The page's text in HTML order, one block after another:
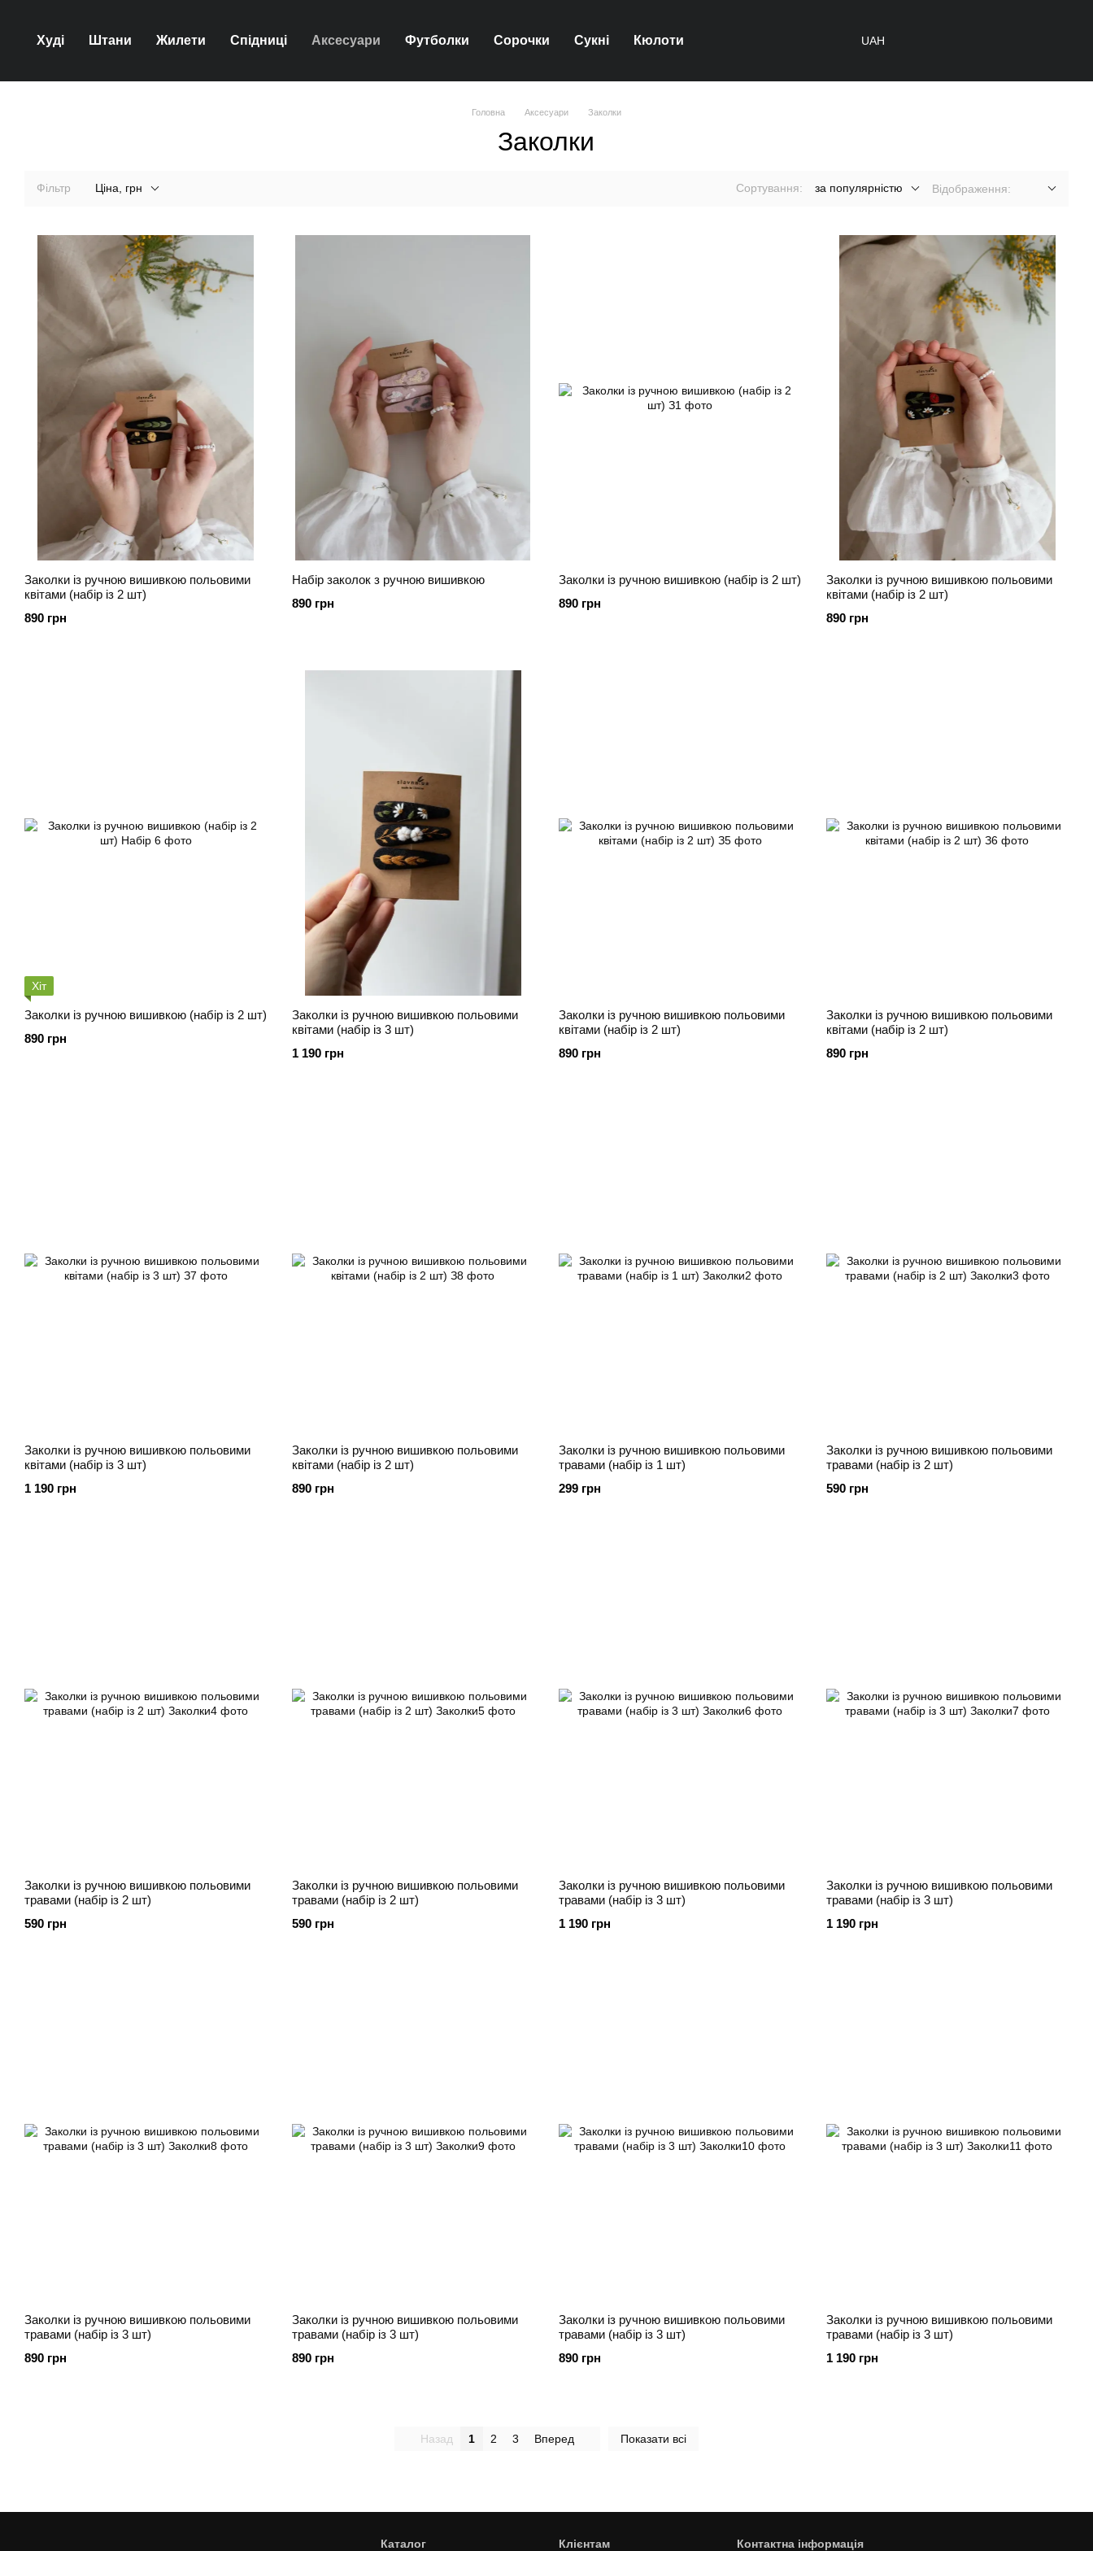
Худі Штани Жилети Спідниці Аксесуари Футболки Сорочки Сукні Кюлоти UAH
Головна Аксесуари Заколки
Заколки
Фільтр Ціна, грн Сортування: за популярністю Відображення:
Заколки із ручною вишивкою польовими
квітами (набір із 2 шт)
890 грн
Набір заколок з ручною вишивкою
890 грн
Заколки із ручною вишивкою (набір із 2 шт)
890 грн
Заколки із ручною вишивкою польовими
квітами (набір із 2 шт)
890 грн
Хіт
Заколки із ручною вишивкою (набір із 2 шт)
890 грн
Заколки із ручною вишивкою польовими
квітами (набір із 3 шт)
1 190 грн
Заколки із ручною вишивкою польовими
квітами (набір із 2 шт)
890 грн
Заколки із ручною вишивкою польовими
квітами (набір із 2 шт)
890 грн
Заколки із ручною вишивкою польовими
квітами (набір із 3 шт)
1 190 грн
Заколки із ручною вишивкою польовими
квітами (набір із 2 шт)
890 грн
Заколки із ручною вишивкою польовими
травами (набір із 1 шт)
299 грн
Заколки із ручною вишивкою польовими
травами (набір із 2 шт)
590 грн
Заколки із ручною вишивкою польовими
травами (набір із 2 шт)
590 грн
Заколки із ручною вишивкою польовими
травами (набір із 2 шт)
590 грн
Заколки із ручною вишивкою польовими
травами (набір із 3 шт)
1 190 грн
Заколки із ручною вишивкою польовими
травами (набір із 3 шт)
1 190 грн
Заколки із ручною вишивкою польовими
травами (набір із 3 шт)
890 грн
Заколки із ручною вишивкою польовими
травами (набір із 3 шт)
890 грн
Заколки із ручною вишивкою польовими
травами (набір із 3 шт)
890 грн
Заколки із ручною вишивкою польовими
травами (набір із 3 шт)
1 190 грн
Назад 1 2 3 Вперед Показати всі
Каталог Клієнтам Контактна інформація